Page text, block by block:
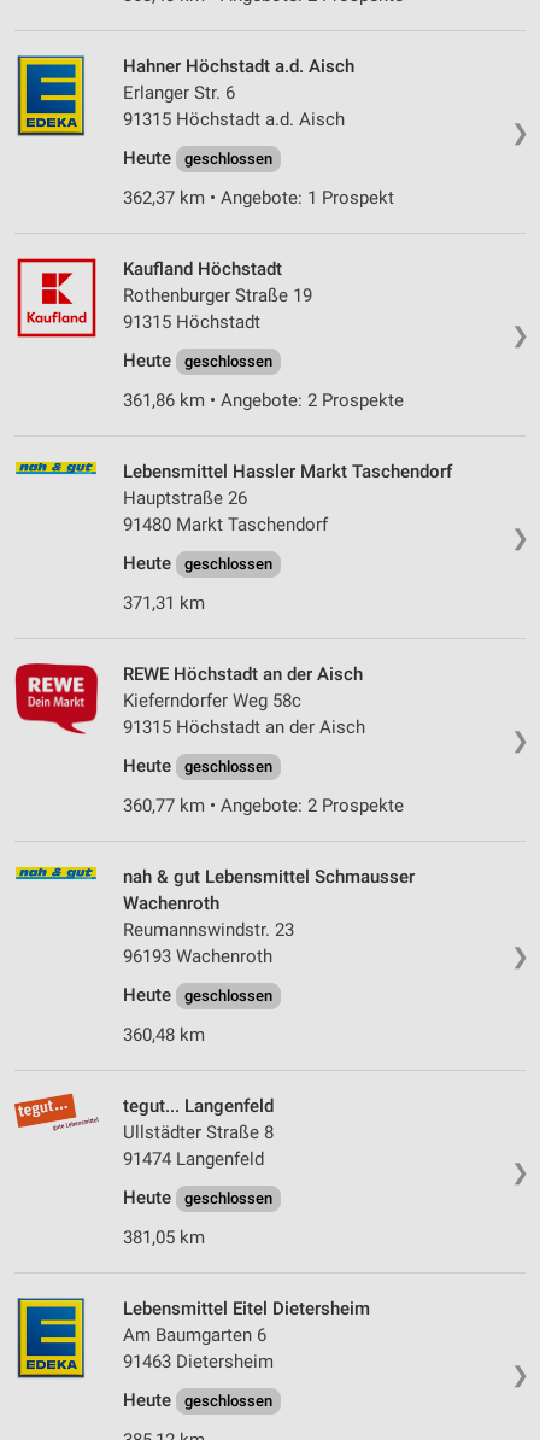
❯
Hahner Höchstadt a.d. Aisch
Erlanger Str. 6
91315 Höchstadt a.d. Aisch
Heute
geschlossen
362,37 km • Angebote: 1 Prospekt
❯
Kaufland Höchstadt
Rothenburger Straße 19
91315 Höchstadt
Heute
geschlossen
361,86 km • Angebote: 2 Prospekte
❯
Lebensmittel Hassler Markt Taschendorf
Hauptstraße 26
91480 Markt Taschendorf
Heute
geschlossen
371,31 km
❯
REWE Höchstadt an der Aisch
Kieferndorfer Weg 58c
91315 Höchstadt an der Aisch
Heute
geschlossen
360,77 km • Angebote: 2 Prospekte
❯
nah & gut Lebensmittel Schmausser
Wachenroth
Reumannswindstr. 23
96193 Wachenroth
Heute
geschlossen
360,48 km
❯
tegut... Langenfeld
Ullstädter Straße 8
91474 Langenfeld
Heute
geschlossen
381,05 km
❯
Lebensmittel Eitel Dietersheim
Am Baumgarten 6
91463 Dietersheim
Heute
geschlossen